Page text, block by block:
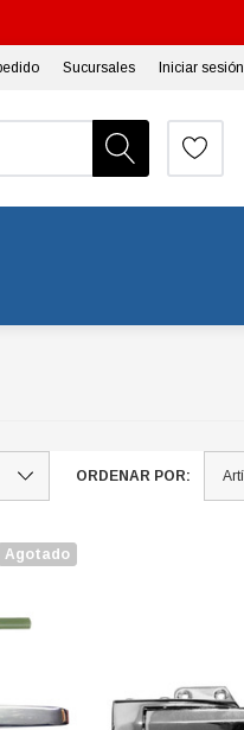
Sucursales Iniciar sesión
ORDENAR POR:
Agotado